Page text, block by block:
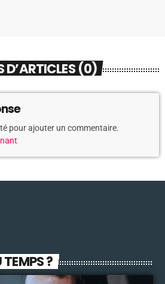
D’ARTICLES (0)
pour ajouter un commentaire.
?